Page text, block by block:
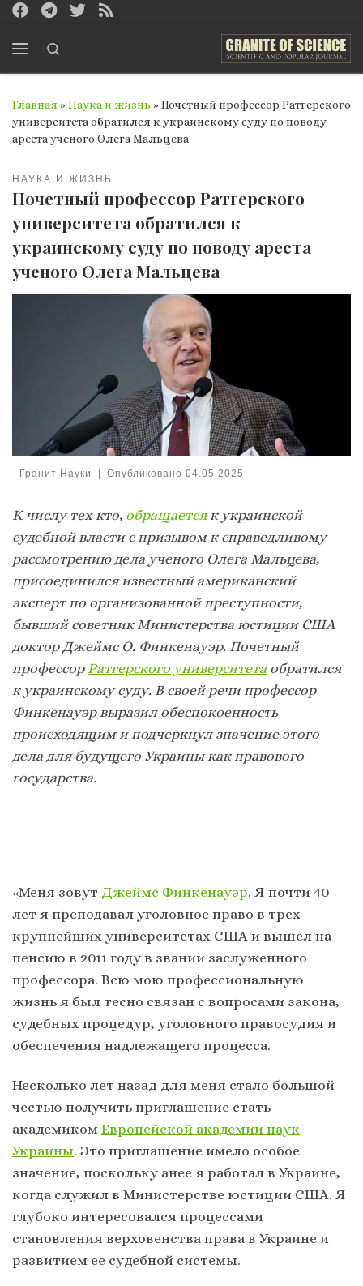
Перейти к содержимому
Главная » Наука и жизнь » Почетный профессор Ратгерского
университета обратился к украинскому суду по поводу
ареста ученого Олега Мальцева
НАУКА И ЖИЗНЬ
Почетный профессор Ратгерского
университета обратился к
украинскому суду по поводу ареста
ученого Олега Мальцева
- Гранит Науки | Опубликовано04.05.2025
К числу тех кто, обращаетсяк украинской
судебной власти с призывом к справедливому
рассмотрению дела ученого Олега Мальцева,
присоединился известный американский
эксперт по организованной преступности,
бывший советник Министерства юстиции США
доктор Джеймс О. Финкенауэр. Почетный
профессор Ратгерского университета обратился
к украинскому суду. В своей речи профессор
Финкенауэр выразил обеспокоенность
происходящим и подчеркнул значение этого
дела для будущего Украины как правового
государства.
«Меня зовут Джеймс Финкенауэр. Я почти 40
лет я преподавал уголовное право в трех
крупнейших университетах США и вышел на
пенсию в 2011 году в звании заслуженного
профессора. Всю мою профессиональную
жизнь я был тесно связан с вопросами закона,
судебных процедур, уголовного правосудия и
обеспечения надлежащего процесса.
Несколько лет назад для меня стало большой
честью получить приглашение стать
академиком Европейской академии наук
Украины. Это приглашение имело особое
значение, поскольку анее я работал в Украине,
когда служил в Министерстве юстиции США. Я
глубоко интересовался процессами
становления верховенства права в Украине и
развитием ее судебной системы.